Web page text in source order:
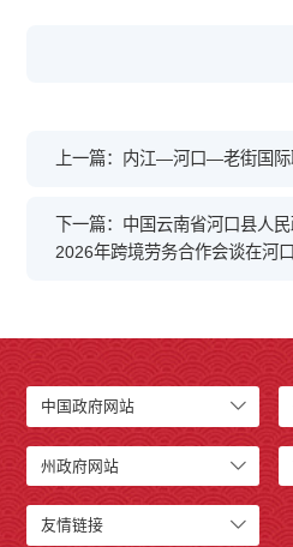
上一篇：内江—河口—老街国
下一篇：中国云南省河口县人
2026年跨境劳务合作会谈在河
中国政府网站
州政府网站
友情链接